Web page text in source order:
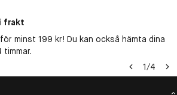
frakt
minst 199 kr! Du kan också hämta dina
1/4